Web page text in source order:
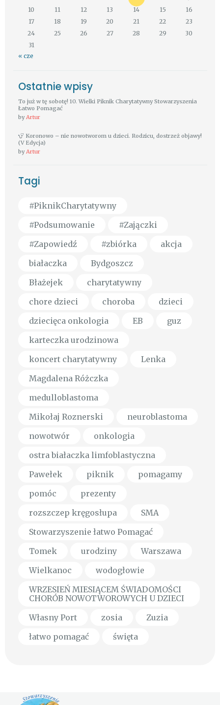
10
11 12 13 14 15
16
17
18 19 20 21 22
23
24
25 26 27 28 29
30
31
« cze
Ostatnie wpisy
To już w tę sobotę! 10. Wielki Piknik Charytatywny Stowarzyszenia
Łatwo Pomagać
byArtur
Koronowo – nie nowotworom u dzieci. Rodzicu, dostrzeż objawy!
(V Edycja)
byArtur
Tagi
#PiknikCharytatywny
#Podsumowanie
#Zajączki
#Zapowiedź
#zbiórka
akcja
białaczka
Bydgoszcz
Błażejek
charytatywny
chore dzieci
choroba
dzieci
dziecięca onkologia
EB
guz
karteczka urodzinowa
koncert charytatywny
Lenka
Magdalena Różczka
medulloblastoma
Mikołaj Roznerski
neuroblastoma
nowotwór
onkologia
ostra białaczka limfoblastyczna
Pawełek
piknik
pomagamy
pomóc
prezenty
rozszczep kręgosłupa
SMA
Stowarzyszenie łatwo Pomagać
Tomek
urodziny
Warszawa
Wielkanoc
wodogłowie
WRZESIEŃ MIESIĄCEM ŚWIADOMOŚCI
CHORÓB NOWOTWOROWYCH U DZIECI
Własny Port
zosia
Zuzia
łatwo pomagać
święta